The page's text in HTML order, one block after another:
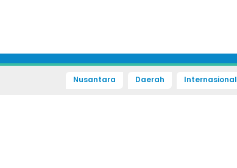
Nusantara Daerah Internasional